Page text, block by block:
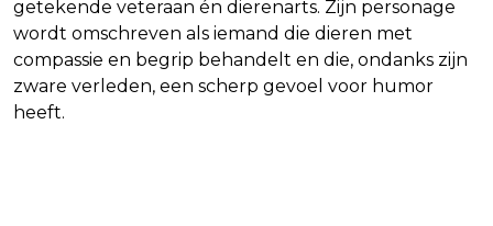
getekende veteraan én dierenarts. Zijn personage
wordt omschreven als iemand die dieren met
compassie en begrip behandelt en die, ondanks zijn
zware verleden, een scherp gevoel voor humor
heeft.